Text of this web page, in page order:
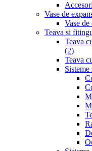
Vase de
Vase
Teava si
Teava
(2)
Teava